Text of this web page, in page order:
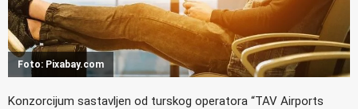
Foto: Pixabay.com
Konzorcijum sastavljen od turskog operatora “TAV Airports